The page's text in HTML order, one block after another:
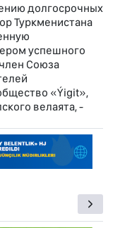
долгосрочных
Туркменистана
успешного
Союза
«Ýigit»,
велаята, -